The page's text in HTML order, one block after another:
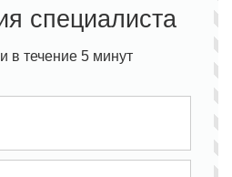
специалиста
в течение 5 минут